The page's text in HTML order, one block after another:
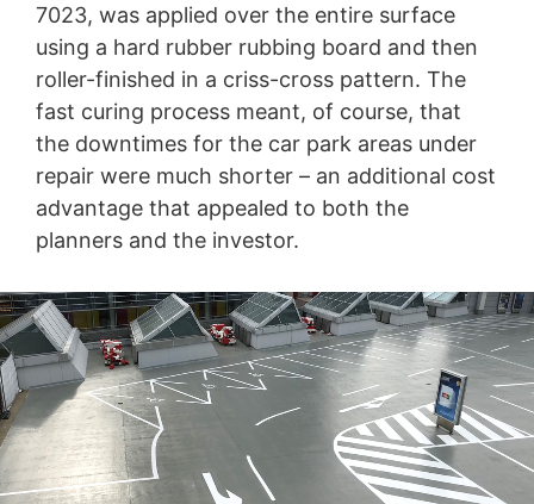
7023, was applied over the entire surface
using a hard rubber rubbing board and then
roller-finished in a criss-cross pattern. The
fast curing process meant, of course, that
the downtimes for the car park areas under
repair were much shorter – an additional cost
advantage that appealed to both the
planners and the investor.
personnel. Vous pouvez éviter cela en vous
déconnectant de votre compte YouTube. YouTube est
utilisé pour rendre notre site web plus attrayant. Cela
constitue un intérêt justifié au sens de l'article 2,
paragraphe 1, de la directive. 6, paragraphe 1, point f),
du GDPR. Vous trouverez de plus amples informations
sur le traitement des données des utilisateurs dans la
déclaration de protection des données de YouTube à
l'adresse suivante :https://www.google.de/intl/de/polici
es/privacy
vos données
Certains traitements de données ne sont possibles
qu'avec votre consentement explicite. Vous pouvez
révoquer votre consentement à tout moment avec effet
futur. Un courrier électronique informel faisant cette
demande suffit. Les données traitées avant la réception
de votre demande peuvent encore être traitées
légalement.